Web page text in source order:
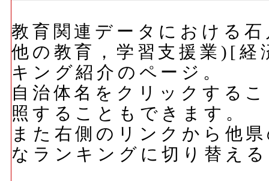
教育関連データにおける
他の教育，学習支援業)[
キング紹介のページ。
自治体名をクリックする
照することもできます。
また右側のリンクから他
なランキングに切り替え